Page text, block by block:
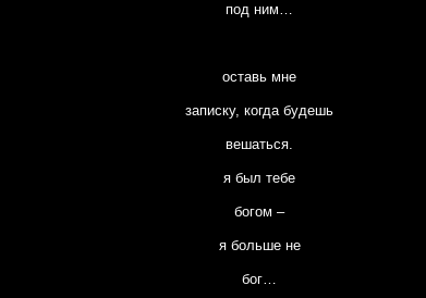
под ним…
оставь мне
записку, когда будешь
вешаться.
я был тебе
богом –
я больше не
бог…